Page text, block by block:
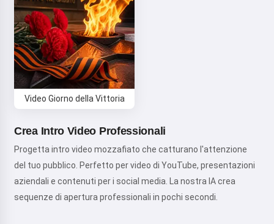
Video Giorno della Vittoria
Crea Intro Video Professionali
Progetta intro video mozzafiato che catturano l'attenzione
del tuo pubblico. Perfetto per video di YouTube, presentazioni
aziendali e contenuti per i social media. La nostra IA crea
sequenze di apertura professionali in pochi secondi.